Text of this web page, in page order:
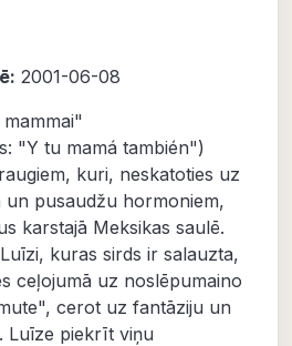
2001-06-08
"Y tu mamá también")
kuri, neskatoties uz
un pusaudžu hormoniem,
karstajā Meksikas saulē.
kuras sirds ir salauzta,
ceļojumā uz noslēpumaino
cerot uz fantāziju un
Luīze piekrīt viņu